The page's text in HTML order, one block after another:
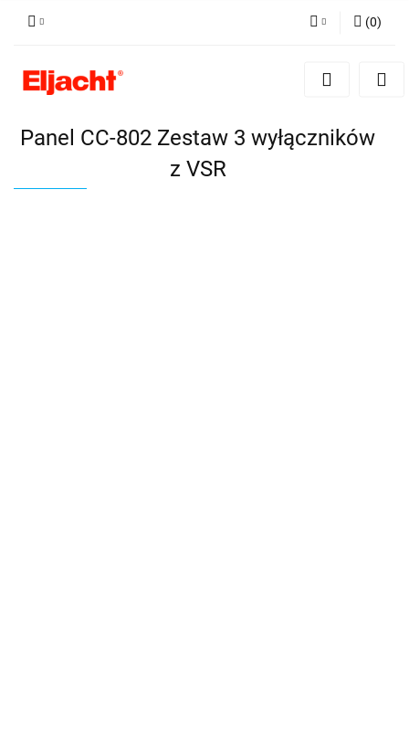
Zaloguj się
(0)
Panel CC-802 Zestaw 3 wyłączników
z VSR